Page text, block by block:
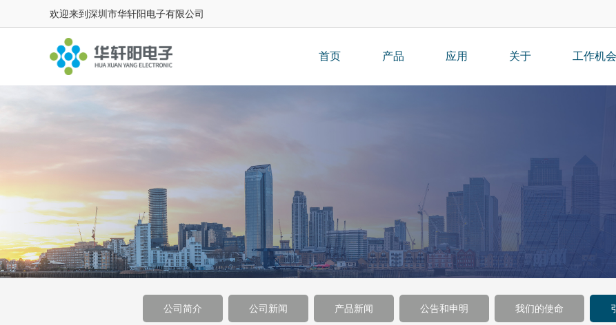
欢迎来到深圳市华轩阳电子有限公司
首页 产品 应用 关于 工作机会
公司简介 公司新闻 产品新闻 公告和申明 我们的使命